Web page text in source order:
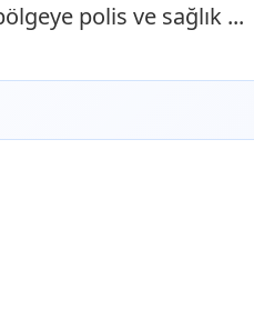
polis ve sağlık ...